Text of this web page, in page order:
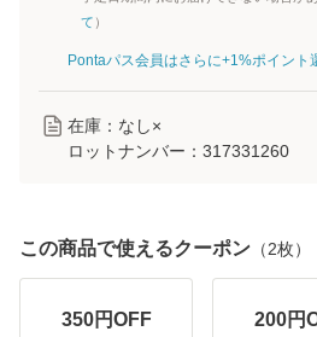
て ）
Pontaパス会員はさらに+1%ポイント
在庫：なし×
ロットナンバー： 317331260
この商品で使えるクーポン （2枚）
350円OFF 200円